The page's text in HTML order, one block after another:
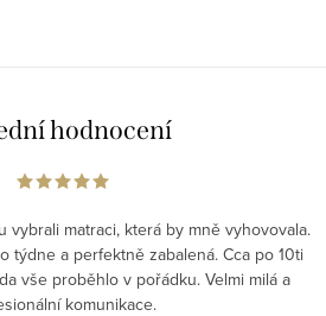
hodnocení
vybrali matraci, která by mně vyhovovala.
týdne a perfektně zabalená. Cca po 10ti
vše proběhlo v pořádku. Velmi milá a
komunikace.